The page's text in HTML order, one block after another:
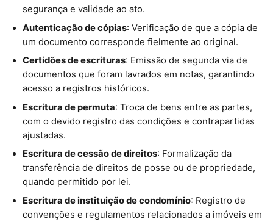
segurança e validade ao ato.
Autenticação de cópias: Verificação de que a cópia de
um documento corresponde fielmente ao original.
Certidões de escrituras: Emissão de segunda via de
documentos que foram lavrados em notas, garantindo
acesso a registros históricos.
Escritura de permuta: Troca de bens entre as partes,
com o devido registro das condições e contrapartidas
ajustadas.
Escritura de cessão de direitos: Formalização da
transferência de direitos de posse ou de propriedade,
quando permitido por lei.
Escritura de instituição de condomínio: Registro de
convenções e regulamentos relacionados a imóveis em